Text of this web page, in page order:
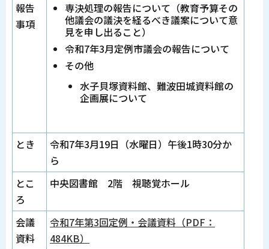
報告
事項
専決処理の報告について（教育予算その
他議会の議決を経るべき議案について意
見を申し出ること）
令和7年3月定例市議会の報告について
その他
水子貝塚資料館、難波田城資料館の
企画展について
とき
令和7年3月19日（水曜日）午後1時30分か
ら
とこ
ろ
中央図書館 2階 視聴覚ホール
会議
資料
令和7年第3回定例・会議資料（PDF：
484KB）